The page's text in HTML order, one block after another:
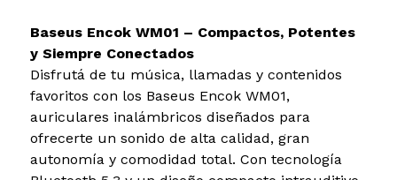
Baseus Encok WM01 – Compactos, Potentes
y Siempre Conectados
Disfrutá de tu música, llamadas y contenidos
favoritos con los Baseus Encok WM01,
auriculares inalámbricos diseñados para
ofrecerte un sonido de alta calidad, gran
autonomía y comodidad total. Con tecnología